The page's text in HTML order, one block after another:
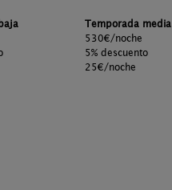
Temporada media
530€/noche
5% descuento
25€/noche